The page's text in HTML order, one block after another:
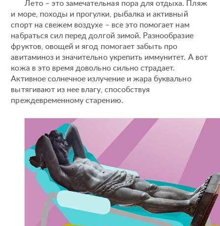
Лето – это замечательная пора для отдыха. Пляж
и море, походы и прогулки, рыбалка и активный
спорт на свежем воздухе – все это помогает нам
набраться сил перед долгой зимой. Разнообразие
фруктов, овощей и ягод помогает забыть про
авитаминоз и значительно укрепить иммунитет. А вот
кожа в это время довольно сильно страдает.
Активное солнечное излучение и жара буквально
вытягивают из нее влагу, способствуя
преждевременному старению.